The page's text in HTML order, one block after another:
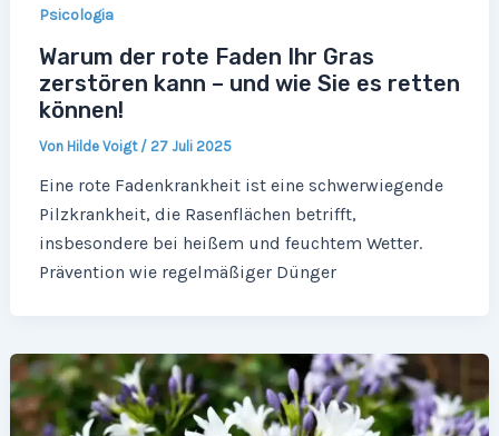
Psicologia
Warum der rote Faden Ihr Gras
zerstören kann – und wie Sie es retten
können!
Von Hilde Voigt / 27 Juli 2025
Eine rote Fadenkrankheit ist eine schwerwiegende
Pilzkrankheit, die Rasenflächen betrifft,
insbesondere bei heißem und feuchtem Wetter.
Prävention wie regelmäßiger Dünger